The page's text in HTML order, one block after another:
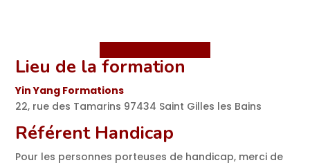
Lieu de la formation
Yin Yang Formations
22, rue des Tamarins 97434 Saint Gilles les Bains
Référent Handicap
Pour les personnes porteuses de handicap, merci de